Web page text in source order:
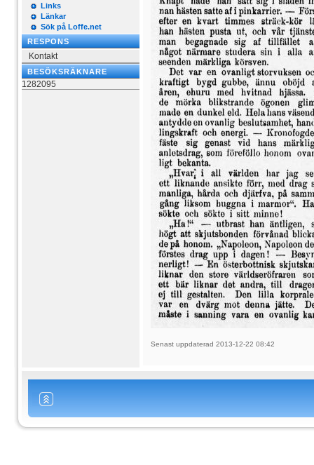
Links
Länkar
Sök på Loffe.net
RESPONS
Kontakt
BESÖKSRÄKNARE
1282095
Senast uppdaterad 2013-12-22 08:42